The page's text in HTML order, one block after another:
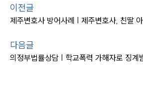
이전글
다음글